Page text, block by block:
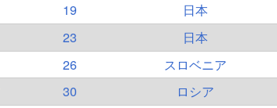
19 日本
23 日本
26
スロベニア
30
ロシア